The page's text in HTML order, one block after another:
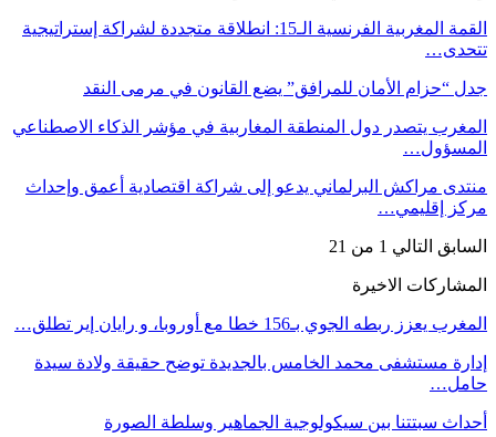
القمة المغربية الفرنسية الـ15: انطلاقة متجددة لشراكة إستراتيجية
تتحدى…
جدل “حزام الأمان للمرافق” يضع القانون في مرمى النقد
المغرب يتصدر دول المنطقة المغاربية في مؤشر الذكاء الاصطناعي
المسؤول…
منتدى مراكش البرلماني يدعو إلى شراكة اقتصادية أعمق وإحداث
مركز إقليمي…
السابق التالي 1 من 21
المشاركات الاخيرة
المغرب يعزز ربطه الجوي بـ156 خطا مع أوروبا، و رايان إير تطلق…
إدارة مستشفى محمد الخامس بالجديدة توضح حقيقة ولادة سيدة
حامل…
أحداث سبتتنا بين سيكولوجية الجماهير وسلطة الصورة